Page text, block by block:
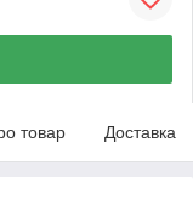
товар Доставка